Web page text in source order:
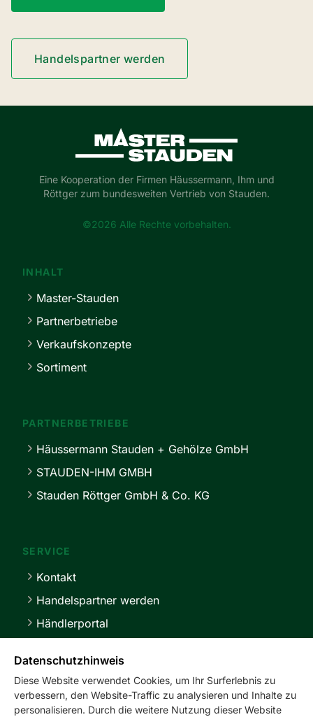
Handelspartner werden
Master-Stauden
Eine Kooperation der Firmen Häussermann, Ihm und
Röttger zum bundesweiten Vertrieb von Stauden.
©2026 Alle Rechte vorbehalten.
INHALT
Master-Stauden
Partnerbetriebe
Verkaufskonzepte
Sortiment
PARTNERBETRIEBE
Häussermann Stauden + Gehölze GmbH
STAUDEN-IHM GMBH
Stauden Röttger GmbH & Co. KG
SERVICE
Kontakt
Handelspartner werden
Händlerportal
Datenschutzhinweis
Diese Website verwendet Cookies, um Ihr Surferlebnis zu
verbessern, den Website-Traffic zu analysieren und Inhalte zu
personalisieren. Durch die weitere Nutzung dieser Website